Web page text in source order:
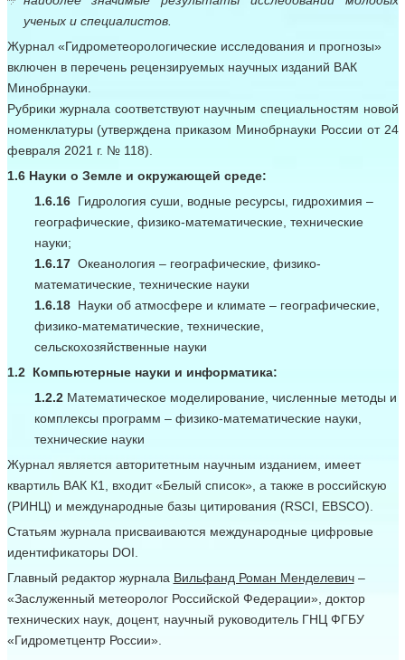
ученых и специалистов.
Журнал «Гидрометеорологические исследования и прогнозы»
включен в перечень рецензируемых научных изданий ВАК
Минобрнауки.
Рубрики журнала соответствуют научным специальностям новой
номенклатуры (утверждена приказом Минобрнауки России от 24
февраля 2021 г. № 118).
1.6 Науки о Земле и окружающей среде:
1.6.16Гидрология суши, водные ресурсы, гидрохимия ‒
географические, физико-математические, технические
науки;
1.6.17Океанология ‒ географические, физико-
математические, технические науки
1.6.18 Науки об атмосфере и климате ‒ географические,
физико-математические, технические,
сельскохозяйственные науки
1.2 Компьютерные науки и информатика:
1.2.2 Математическое моделирование, численные методы и
комплексы программ ‒ физико-математические науки,
технические науки
Журнал является авторитетным научным изданием, имеет
квартиль ВАК К1, входит «Белый список», а также в российскую
(РИНЦ) и международные базы цитирования (RSCI, EBSCO).
Статьям журнала присваиваются международные цифровые
идентификаторы DOI.
Главный редактор журнала Вильфанд Роман Менделевич‒
«Заслуженный метеоролог Российской Федерации», доктор
технических наук, доцент, научный руководитель ГНЦ ФГБУ
«Гидрометцентр России».